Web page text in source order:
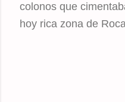
colonos que
hoy rica zona de